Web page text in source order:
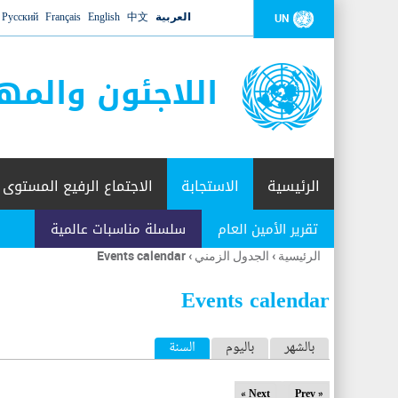
UN العربية 中文
English
Français
Русский
اللاجئون
الرئيسية الاستجابة
تقرير الأمين العام سلسلة مناسبات عالمية
الاجتماع الرفيع المستوى
أنت
هنا
الرئيسية › الجدول الزمني ›
Events calendar
Events calendar
ا
ل
بالشهر باليوم السنة (علامة التبويب النشطة)